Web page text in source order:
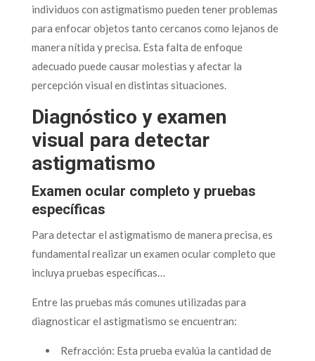
individuos con astigmatismo pueden tener problemas
para enfocar objetos tanto cercanos como lejanos de
manera nítida y precisa. Esta falta de enfoque
adecuado puede causar molestias y afectar la
percepción visual en distintas situaciones.
Diagnóstico y examen
visual para detectar
astigmatismo
Examen ocular completo y pruebas
específicas
Para detectar el astigmatismo de manera precisa, es
fundamental realizar un examen ocular completo que
incluya pruebas específicas…
Entre las pruebas más comunes utilizadas para
diagnosticar el astigmatismo se encuentran:
Refracción: Esta prueba evalúa la cantidad de